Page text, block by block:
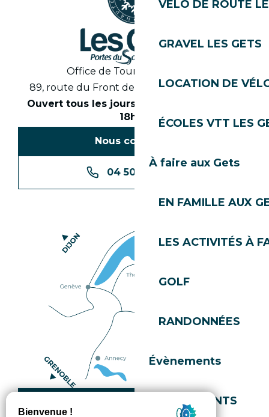
VÉLO DE ROUTE
GRAVEL LES GETS
LOCATION DE
ÉCOLES VTT LES
À faire aux Gets
EN FAMILLE AUX
LES ACTIVITÉS À
GOLF
RANDONNÉES
Évènements
EVÈNEMENTS
Office de Tourisme des Gets
89, route du Front de Neige 74260 Les Gets
Ouvert tous les jours en saison de 8h30 à
18h30
Nous contacter
04 50 74 74 74